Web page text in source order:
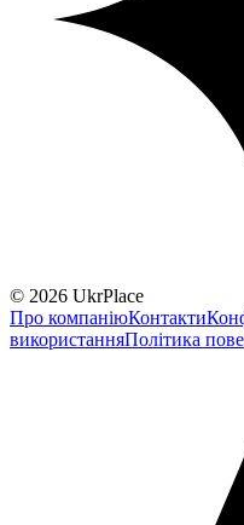
© 2026 UkrPlace
Про компаніюКонтакти
використанняПолітика